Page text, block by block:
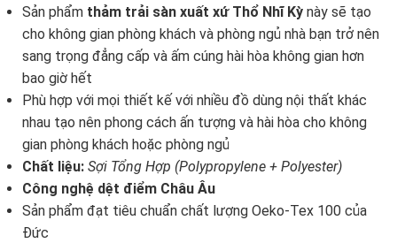
Sản phẩm thảm trải sàn xuất xứ Thổ Nhĩ Kỳ này sẽ tạo
cho không gian phòng khách và phòng ngủ nhà bạn trở nên
sang trọng đẳng cấp và ấm cúng hài hòa không gian hơn
bao giờ hết
Phù hợp với mọi thiết kế với nhiều đồ dùng nội thất khác
nhau tạo nên phong cách ấn tượng và hài hòa cho không
gian phòng khách hoặc phòng ngủ
Chất liệu: Sợi Tổng Hợp (Polypropylene + Polyester)
Công nghệ dệt điểm Châu Âu
Sản phẩm đạt tiêu chuẩn chất lượng Oeko-Tex 100 của
Đức